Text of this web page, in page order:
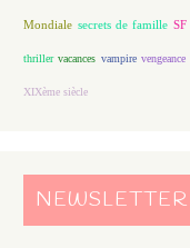
Mondiale secrets de famille SF
thriller vacances vampire vengeance
XIXème siècle
NEWSLETTER